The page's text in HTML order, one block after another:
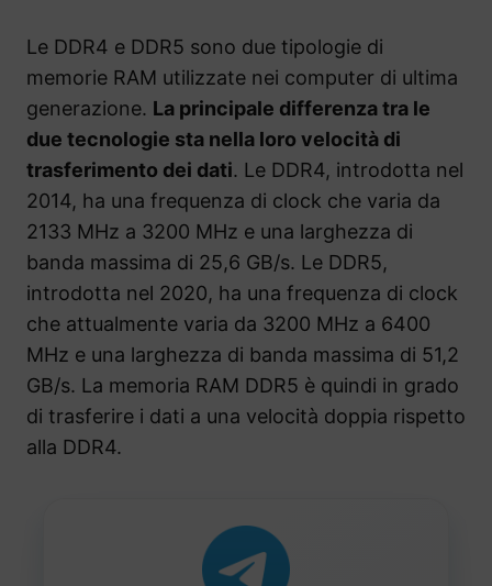
Le DDR4 e DDR5 sono due tipologie di
memorie RAM utilizzate nei computer di ultima
generazione. La principale differenza tra le
due tecnologie sta nella loro velocità di
trasferimento dei dati. Le DDR4, introdotta nel
2014, ha una frequenza di clock che varia da
2133 MHz a 3200 MHz e una larghezza di
banda massima di 25,6 GB/s. Le DDR5,
introdotta nel 2020, ha una frequenza di clock
che attualmente varia da 3200 MHz a 6400
MHz e una larghezza di banda massima di 51,2
GB/s. La memoria RAM DDR5 è quindi in grado
di trasferire i dati a una velocità doppia rispetto
alla DDR4.